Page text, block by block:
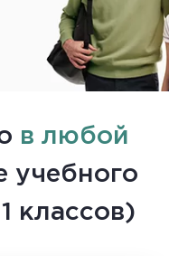
в любой
учебного
классов)